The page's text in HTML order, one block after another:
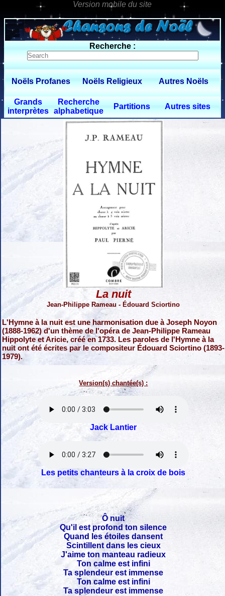
0 $limitbot 1 $limittot 2
Recherche :
Noëls Profanes Noëls Religieux Autres Noëls
Grands
interprètes
Recherche
alphabetique
Partitions Autres sites
La nuit
Jean-Philippe Rameau - Édouard Sciortino
L'Hymne à la nuit est une harmonisation due à Joseph Noyon
(1888-1962) d'un thème de l'opéra de Jean-Philippe Rameau
Hippolyte et Aricie, créé en 1733. Les paroles de l'Hymne à la
nuit ont été écrites par le compositeur Édouard Sciortino (1893-
1979).
Version(s) chantée(s) :
Jack Lantier
Les petits chanteurs à la croix de bois
Ô nuit
Qu'il est profond ton silence
Quand les étoiles dansent
Scintillent dans les cieux
J'aime ton manteau radieux
Ton calme est infini
Ta splendeur est immense
Ton calme est infini
Ta splendeur est immense